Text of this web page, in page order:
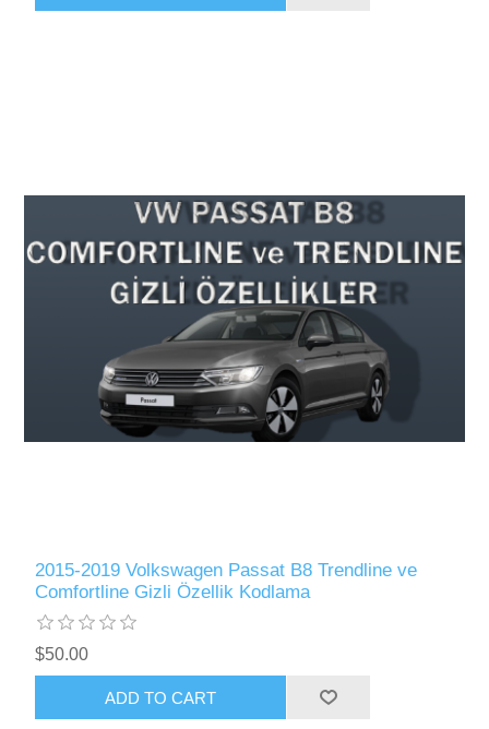
2015-2019 Volkswagen Passat B8 Trendline ve
Comfortline Gizli Özellik Kodlama
$50.00
ADD TO CART